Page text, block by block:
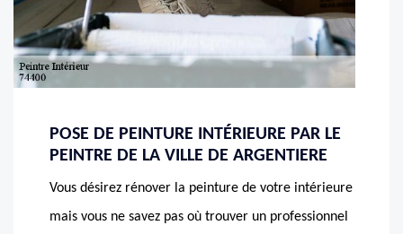
POSE DE PEINTURE INTÉRIEURE PAR LE
PEINTRE DE LA VILLE DE ARGENTIERE
Vous désirez rénover la peinture de votre intérieure
mais vous ne savez pas où trouver un professionnel